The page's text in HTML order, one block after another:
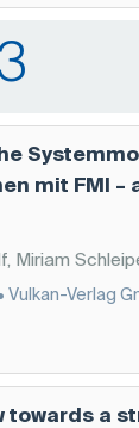
mit FMI –
Miriam
Vulkan-Verlag
towards a